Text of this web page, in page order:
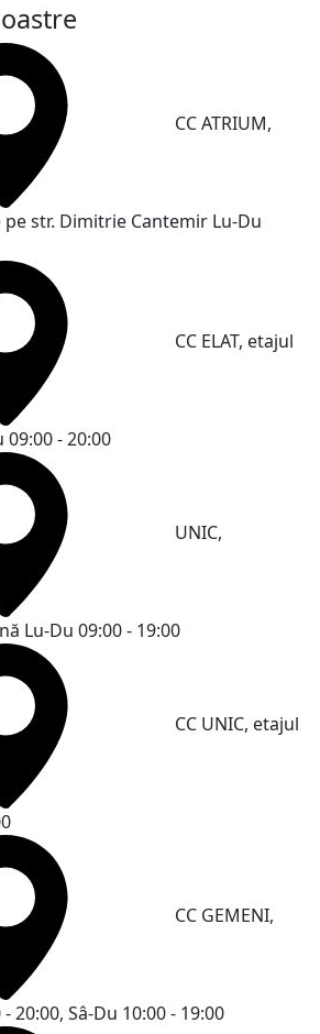
CC ATRIUM,
str. Dimitrie Cantemir Lu-Du
CC ELAT, etajul
09:00 - 20:00
UNIC,
Lu-Du 09:00 - 19:00
CC UNIC, etajul
CC GEMENI,
20:00, Sâ-Du 10:00 - 19:00